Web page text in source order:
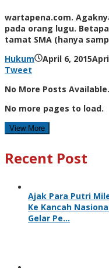
wartapena.com.
pada orang lugu.
tamat SMA (hanya
Hukum
April 6, 2015
Tweet
No More Posts Available.
No more pages to load.
View More
Recent Post
Ajak Para Putri
Ke Kancah
Gelar Pe…